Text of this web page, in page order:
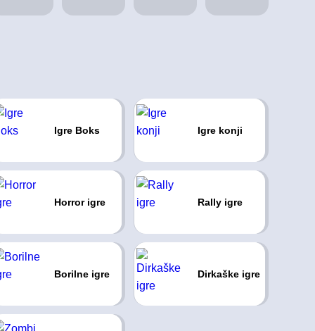
Igre Boks Igre konji
Horror igre Rally igre
Borilne igre Dirkaške igre